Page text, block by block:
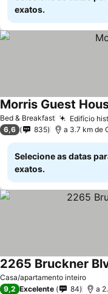
exatos.
Bed & Breakfast Edifício
Morris Guest
6,6 835 a 3.7 km de
Selecione as datas
exatos.
Casa/apartamento inteiro
2265 Bruckner
9,2 Excelente 84 a